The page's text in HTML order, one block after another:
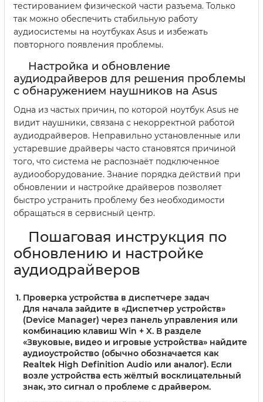
тестированием физической части разъема. Только
так можно обеспечить стабильную работу
аудиосистемы на ноутбуках Asus и избежать
повторного появления проблемы.
Настройка и обновление
аудиодрайверов для решения проблемы
с обнаружением наушников на Asus
Одна из частых причин, по которой ноутбук Asus не
видит наушники, связана с некорректной работой
аудиодрайверов. Неправильно установленные или
устаревшие драйверы часто становятся причиной
того, что система не распознаёт подключенное
аудиооборудование. Знание порядка действий при
обновлении и настройке драйверов позволяет
быстро устранить проблему без необходимости
обращаться в сервисный центр.
Пошаговая инструкция по
обновлению и настройке
аудиодрайверов
Проверка устройства в диспетчере задач
Для начала зайдите в «Диспетчер устройств»
(Device Manager) через панель управления или
комбинацию клавиш Win + X. В разделе
«Звуковые, видео и игровые устройства» найдите
аудиоустройство (обычно обозначается как
Realtek High Definition Audio или аналог). Если
возле устройства есть жёлтый восклицательный
знак, это сигнал о проблеме с драйвером.